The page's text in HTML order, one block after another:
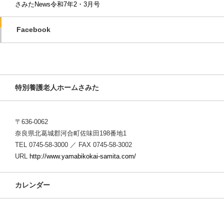
さみたNews令和7年2・3月号
Facebook
特別養護老人ホームさみた
〒636-0062
奈良県北葛城郡河合町佐味田198番地1
TEL 0745-58-3000 ／ FAX 0745-58-3002
URL http://www.yamabikokai-samita.com/
カレンダー